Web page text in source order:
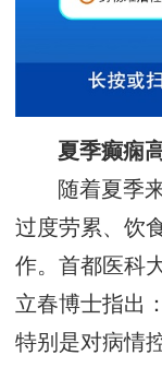
夏季癫痫
随着夏季
过度劳累、饮
作。首都医科
立春博士指出
特别是对病情